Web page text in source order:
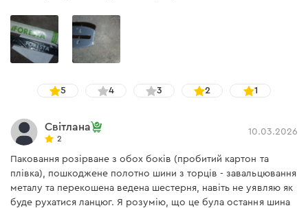
5 4 3 2 1
Світлана
2
10.03.2026
Паковання розірване з обох боків (пробитий картон та
плівка), пошкоджене полотно шини з торців - завальцювання
металу та перекошена ведена шестерня, навіть не уявляю як
буде рухатися ланцюг. Я розумію, що це була остання шина